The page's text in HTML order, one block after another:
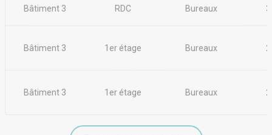
Bâtiment 3 RDC Bureaux
Bâtiment 3 1er étage Bureaux
Bâtiment 3 1er étage Bureaux